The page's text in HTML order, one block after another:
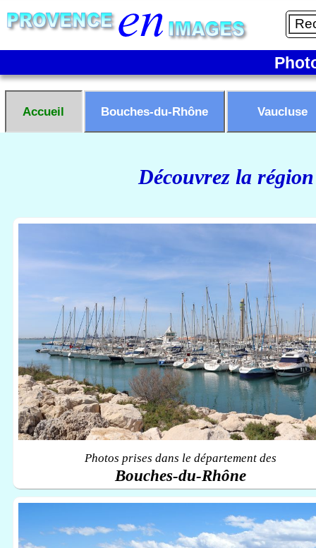
Accueil Bouches-du-Rhône Vaucluse
Découvrez la
Photos prises dans le département des
Bouches-du-Rhône